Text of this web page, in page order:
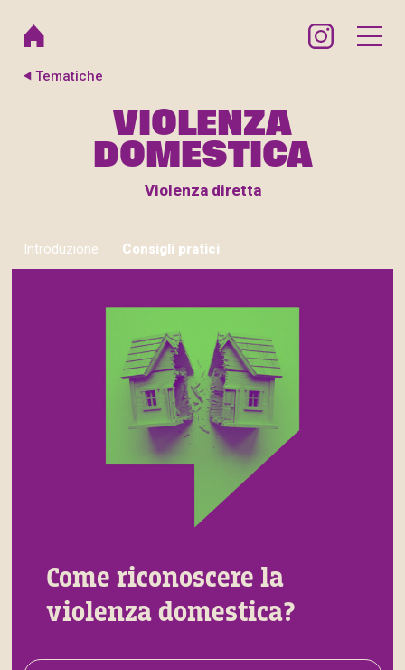
Tematiche
VIOLENZA
DOMESTICA
Violenza diretta
Introduzione Consigli pratici
Come riconoscere la
violenza domestica?